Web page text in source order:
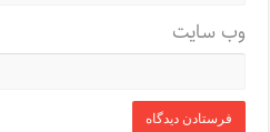
وب‌ سایت